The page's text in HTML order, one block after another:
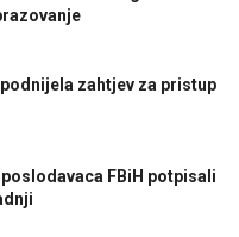
zahtjev za pristup
poslodavaca FBiH potpisali